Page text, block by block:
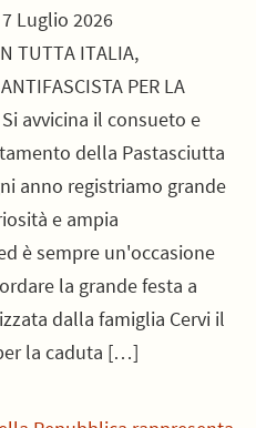
7 Luglio 2026
TUTTA ITALIA,
PER LA
Si avvicina il consueto e
della Pastasciutta
anno registriamo grande
e ampia
è sempre un'occasione
la grande festa a
dalla famiglia Cervi il
la caduta […]